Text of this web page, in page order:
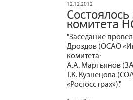
12.12.2012
комитета
"Заседание
Дроздов (ОСАО
комитета:
А.А. Мартьянов
Т.К. Кузнецова
«Росгосстрах»)."